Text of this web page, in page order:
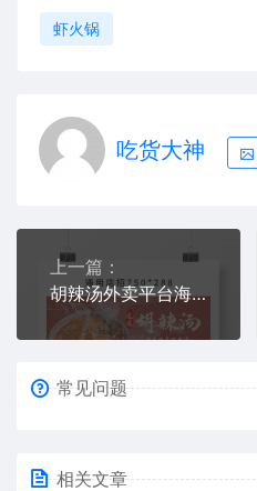
虾火锅
吃货大神
上一篇：
胡辣汤外卖平台海报模板下载
常见问题
相关文章